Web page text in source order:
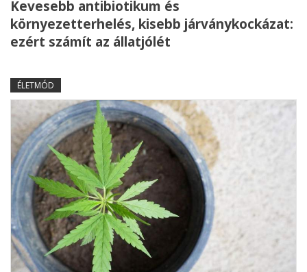
Kevesebb antibiotikum és
környezetterhelés, kisebb járványkockázat:
ezért számít az állatjólét
ÉLETMÓD